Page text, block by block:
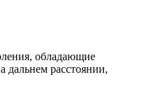
обладающие
дальнем расстоянии,